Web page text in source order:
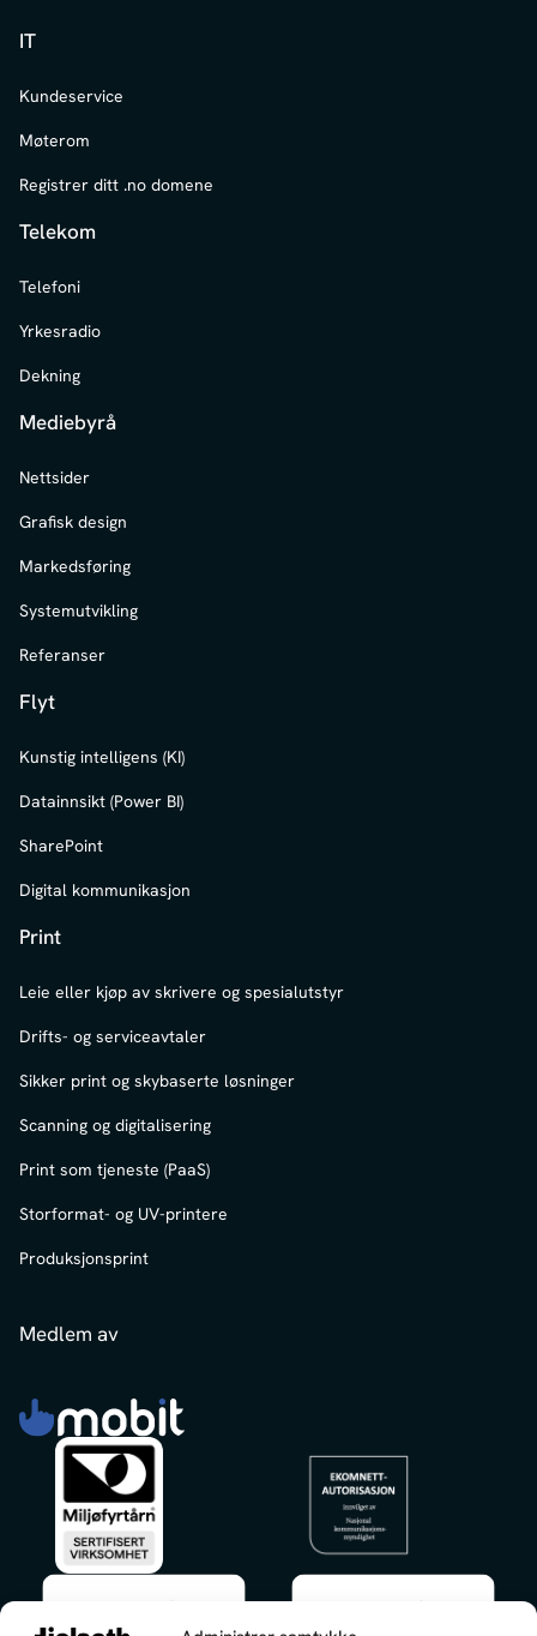
IT
Kundeservice
Møterom
Registrer ditt .no domene
Telekom
Telefoni
Yrkesradio
Dekning
Mediebyrå
Nettsider
Grafisk design
Markedsføring
Systemutvikling
Referanser
Flyt
Kunstig intelligens (KI)
Datainnsikt (Power BI)
SharePoint
Digital kommunikasjon
Print
Leie eller kjøp av skrivere og spesialutstyr
Drifts- og serviceavtaler
Sikker print og skybaserte løsninger
Scanning og digitalisering
Print som tjeneste (PaaS)
Storformat- og UV-printere
Produksjonsprint
Medlem av